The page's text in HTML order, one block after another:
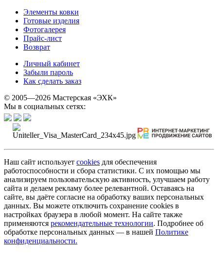
Элементы ковки
Готовые изделия
Фотогалерея
Прайс-лист
Возврат
Личный кабинет
Забыли пароль
Как сделать заказ
© 2005—2026 Мастерская «ЭХК»
Мы в социальных сетях:
Наш сайт использует cookies для обеспечения
работоспособности и сбора статистики. С их помощью мы
анализируем пользовательскую активность, улучшаем работу
сайта и делаем рекламу более релевантной. Оставаясь на
сайте, вы даёте согласие на обработку ваших персональных
данных. Вы можете отключить сохранение cookies в
настройках браузера в любой момент. На сайте также
применяются рекомендательные технологии. Подробнее об
обработке персональных данных — в нашей Политике
конфиденциальности.